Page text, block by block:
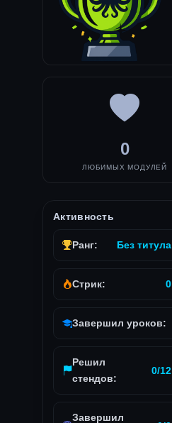
0
ЛЮБИМЫХ МОДУЛЕЙ
Активность
Ранг: Без титула
Стрик: 0
Завершил уроков:
Решил
стендов:
0/12
Завершил